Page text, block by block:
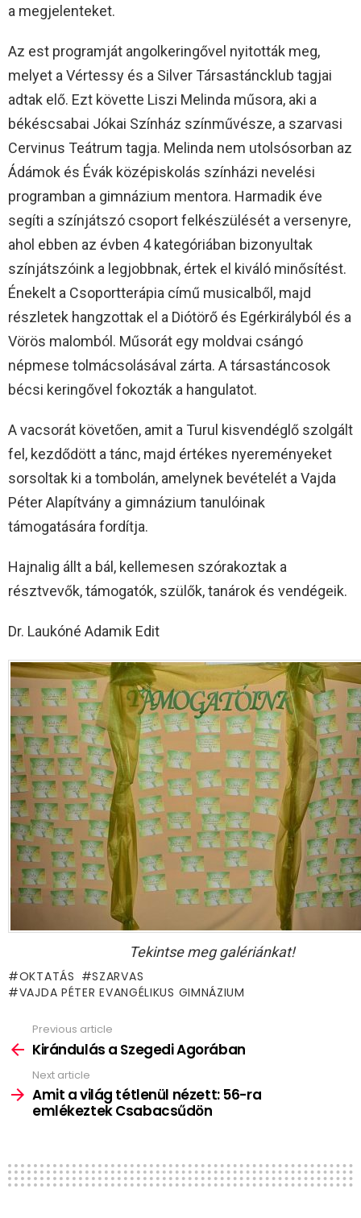
a megjelenteket.
Az est programját angolkeringővel nyitották meg,
melyet a Vértessy és a Silver Társastáncklub tagjai
adtak elő. Ezt követte Liszi Melinda műsora, aki a
békéscsabai Jókai Színház színművésze, a szarvasi
Cervinus Teátrum tagja. Melinda nem utolsósorban az
Ádámok és Évák középiskolás színházi nevelési
programban a gimnázium mentora. Harmadik éve
segíti a színjátszó csoport felkészülését a versenyre,
ahol ebben az évben 4 kategóriában bizonyultak
színjátszóink a legjobbnak, értek el kiváló minősítést.
Énekelt a Csoportterápia című musicalből, majd
részletek hangzottak el a Diótörő és Egérkirályból és a
Vörös malomból. Műsorát egy moldvai csángó
népmese tolmácsolásával zárta. A társastáncosok
bécsi keringővel fokozták a hangulatot.
A vacsorát követően, amit a Turul kisvendéglő szolgált
fel, kezdődött a tánc, majd értékes nyereményeket
sorsoltak ki a tombolán, amelynek bevételét a Vajda
Péter Alapítvány a gimnázium tanulóinak
támogatására fordítja.
Hajnalig állt a bál, kellemesen szórakoztak a
résztvevők, támogatók, szülők, tanárok és vendégeik.
Dr. Laukóné Adamik Edit
Tekintse meg galériánkat!
OKTATÁS
SZARVAS
VAJDA PÉTER EVANGÉLIKUS GIMNÁZIUM
more
Previous article
Kirándulás a Szegedi Agorában
Next article
Amit a világ tétlenül nézett: 56-ra
emlékeztek Csabacsűdön